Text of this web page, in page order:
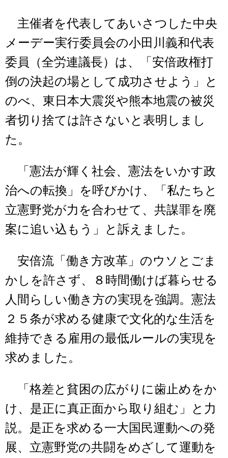
主催者を代表してあいさつした中央
メーデー実行委員会の小田川義和代表
委員（全労連議長）は、「安倍政権打
倒の決起の場として成功させよう」と
のべ、東日本大震災や熊本地震の被災
者切り捨ては許さないと表明しまし
た。
「憲法が輝く社会、憲法をいかす政
治への転換」を呼びかけ、「私たちと
立憲野党が力を合わせて、共謀罪を廃
案に追い込もう」と訴えました。
安倍流「働き方改革」のウソとごま
かしを許さず、８時間働けば暮らせる
人間らしい働き方の実現を強調。憲法
２５条が求める健康で文化的な生活を
維持できる雇用の最低ルールの実現を
求めました。
「格差と貧困の広がりに歯止めをか
け、是正に真正面から取り組む」と力
説。是正を求める一大国民運動への発
展、立憲野党の共闘をめざして運動を